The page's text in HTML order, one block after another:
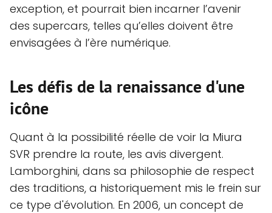
exception, et pourrait bien incarner l’avenir
des supercars, telles qu’elles doivent être
envisagées à l’ère numérique.
Les défis de la renaissance d'une
icône
Quant à la possibilité réelle de voir la Miura
SVR prendre la route, les avis divergent.
Lamborghini, dans sa philosophie de respect
des traditions, a historiquement mis le frein sur
ce type d'évolution. En 2006, un concept de